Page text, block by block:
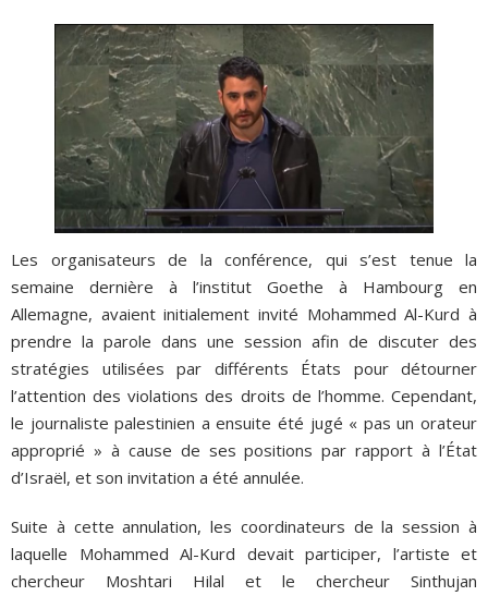
Les organisateurs de la conférence, qui s’est tenue la
semaine dernière à l’institut Goethe à Hambourg en
Allemagne, avaient initialement invité Mohammed Al-Kurd à
prendre la parole dans une session afin de discuter des
stratégies utilisées par différents États pour détourner
l’attention des violations des droits de l’homme. Cependant,
le journaliste palestinien a ensuite été jugé « pas un orateur
approprié » à cause de ses positions par rapport à l’État
d’Israël, et son invitation a été annulée.
Suite à cette annulation, les coordinateurs de la session à
laquelle Mohammed Al-Kurd devait participer, l’artiste et
chercheur Moshtari Hilal et le chercheur Sinthujan